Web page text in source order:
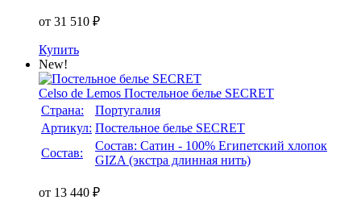
от 31 510 ₽
Купить
New!
Celso de Lemos Постельное белье SECRET
Страна:
Португалия
Артикул: Постельное белье SECRET
Состав:
Состав: Сатин - 100% Египетский хлопок
GIZA (экстра длинная нить)
от 13 440 ₽